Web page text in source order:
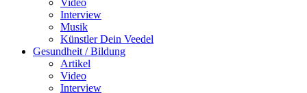
Video
Interview
Musik
Künstler Dein Veedel
Gesundheit / Bildung
Artikel
Video
Interview